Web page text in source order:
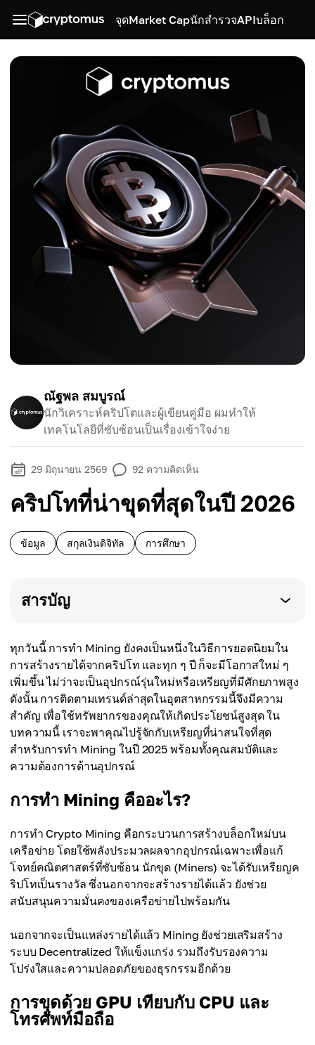
จุดMarket CapนักสำรวจAPIบล็อก
ณัฐพล สมบูรณ์
นักวิเคราะห์คริปโตและผู้เขียนคู่มือ ผมทำให้
เทคโนโลยีที่ซับซ้อนเป็นเรื่องเข้าใจง่าย
29 มิถุนายน 2569 92 ความคิดเห็น
คริปโทที่น่าขุดที่สุดในปี 2026
ข้อมูล สกุลเงินดิจิทัล การศึกษา
สารบัญ
ทุกวันนี้ การทำ Mining ยังคงเป็นหนึ่งในวิธีการยอดนิยมใน
การสร้างรายได้จากคริปโท และทุก ๆ ปี ก็จะมีโอกาสใหม่ ๆ
เพิ่มขึ้น ไม่ว่าจะเป็นอุปกรณ์รุ่นใหม่หรือเหรียญที่มีศักยภาพสูง
ดังนั้น การติดตามเทรนด์ล่าสุดในอุตสาหกรรมนี้จึงมีความ
สำคัญ เพื่อใช้ทรัพยากรของคุณให้เกิดประโยชน์สูงสุด ใน
บทความนี้ เราจะพาคุณไปรู้จักกับเหรียญที่น่าสนใจที่สุด
สำหรับการทำ Mining ในปี 2025 พร้อมทั้งคุณสมบัติและ
ความต้องการด้านอุปกรณ์
การทำ Mining คืออะไร?
การทำ Crypto Mining คือกระบวนการสร้างบล็อกใหม่บน
เครือข่าย โดยใช้พลังประมวลผลจากอุปกรณ์เฉพาะเพื่อแก้
โจทย์คณิตศาสตร์ที่ซับซ้อน นักขุด (Miners) จะได้รับเหรียญค
ริปโทเป็นรางวัล ซึ่งนอกจากจะสร้างรายได้แล้ว ยังช่วย
สนับสนุนความมั่นคงของเครือข่ายไปพร้อมกัน
นอกจากจะเป็นแหล่งรายได้แล้ว Mining ยังช่วยเสริมสร้าง
ระบบ Decentralized ให้แข็งแกร่ง รวมถึงรับรองความ
โปร่งใสและความปลอดภัยของธุรกรรมอีกด้วย
การขุดด้วย GPU เทียบกับ CPU และ
โทรศัพท์มือถือ